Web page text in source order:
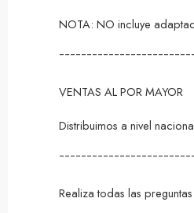
NOTA: NO incluye
VENTAS AL POR MAYOR
Distribuimos a nivel
Realiza todas las